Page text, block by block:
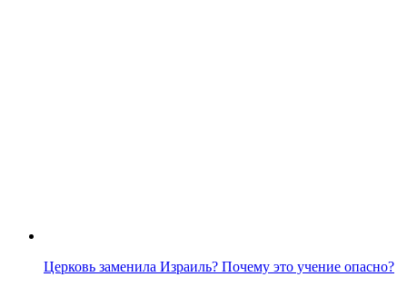
Церковь заменила Израиль? Почему это учение опасно?